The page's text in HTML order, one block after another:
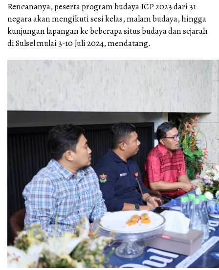
Rencananya, peserta program budaya ICP 2023 dari 31
negara akan mengikuti sesi kelas, malam budaya, hingga
kunjungan lapangan ke beberapa situs budaya dan sejarah
di Sulsel mulai 3-10 Juli 2024, mendatang.